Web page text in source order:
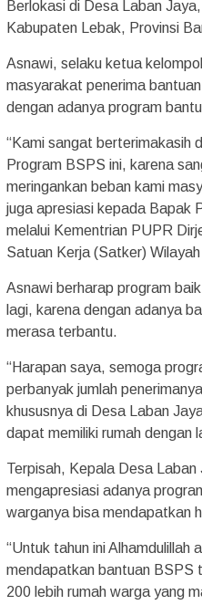
Berlokasi di Desa Laban
Kabupaten Lebak, Provinsi
Asnawi, selaku ketua
masyarakat penerima
dengan adanya program
“Kami sangat berterimakasih
Program BSPS ini, karena
meringankan beban kami
juga apresiasi kepada Bapak
melalui Kementrian PUPR
Satuan Kerja (Satker)
Asnawi berharap program
lagi, karena dengan adanya
merasa terbantu.
“Harapan saya, semoga
perbanyak jumlah
khususnya di Desa Laban
dapat memiliki rumah dengan
Terpisah, Kepala Desa Laban
mengapresiasi adanya
warganya bisa mendapatkan
“Untuk tahun ini Alhamdulillah
mendapatkan bantuan BSPS
200 lebih rumah warga yang